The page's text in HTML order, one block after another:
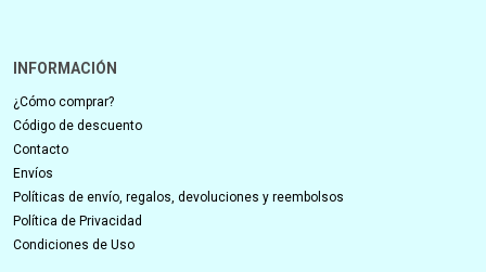
INFORMACIÓN
¿Cómo comprar?
Código de descuento
Contacto
Envíos
Políticas de envío, regalos, devoluciones y reembolsos
Política de Privacidad
Condiciones de Uso